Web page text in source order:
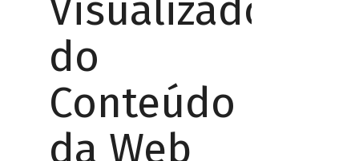
Visualizador
do
Conteúdo
da Web